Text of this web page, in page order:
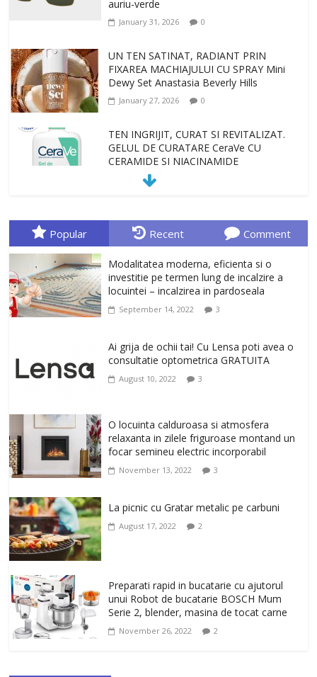
January 31, 2026
FIXAREA MACHIAJULUI CU SPRAY Mini
Dewy Set Anastasia Beverly Hills
January 27, 2026 0
GELUL DE CURATARE CeraVe CU
CERAMIDE SI NIACINAMIDE
January 23, 2026 0
originale, le puteti avea la Giftspot.ro,
magazinul de cadouri originale. O
și iluminare LED
February 20, 2026
cu Flexor Fitness-dispozitiv pentru
tonifiere muschi
February 10, 2026
antirid Ivatherm pentru o piele neteda si
elastica.
February 6, 2026 0
Popular Recent Comment
Modalitatea moderna, eficienta si o
investitie pe termen lung de incalzire a
locuintei – incalzirea in pardoseala
September 14, 2022 3
Ai grija de ochii tai! Cu Lensa poti avea o
consultatie optometrica GRATUITA
August 10, 2022 3
O locuinta calduroasa si atmosfera
relaxanta in zilele friguroase montand un
focar semineu electric incorporabil
November 13, 2022 3
La picnic cu Gratar metalic pe carbuni
August 17, 2022 2
Preparati rapid in bucatarie cu ajutorul
unui Robot de bucatarie BOSCH Mum
Serie 2, blender, masina de tocat carne
November 26, 2022 2